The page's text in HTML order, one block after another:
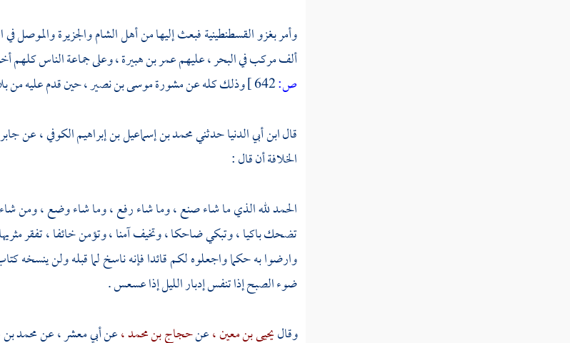
وأمر بغزوالقسطنطينيةفبعث إليها من أهلالشاموالجزيرةوالموصل
ألف مركب في البحر ، عليهمعمر بن هبيرة ،وعلى جماعة الناس كلهم
ص:
وذلك كله عن مشورةموسى بن نصير ،حين قدم عليه من
قالابن أبي الدنياحدثنيمحمد بن إسماعيل بن إبراهيم الكوفي ،عن
الخلافة أن قال :
الحمد لله الذي ما شاء صنع ، وما شاء رفع ، وما شاء وضع ، ومن
تضحك باكيا ، وتبكي ضاحكا ، وتخيف آمنا ، وتؤمن خائفا ، تفقر مثريها
وارضوا به حكما واجعلوه لكم قائدا فإنه ناسخ لما قبله ولن ينسخه
ضوء الصبح إذا تنفس إدبار الليل إذا عسعس .
وقاليحيى بن معين ،عنحجاج بن محمد ،عنأبي معشر ،عنمحمد